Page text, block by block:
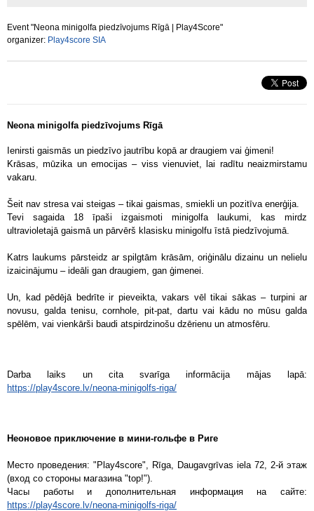
Event "Neona minigolfa piedzīvojums Rīgā | Play4Score"
organizer: Play4score SIA
Neona minigolfa piedzīvojums Rīgā
Ienirsti gaismās un piedzīvo jautrību kopā ar draugiem vai ģimeni!
Krāsas, mūzika un emocijas – viss vienuviet, lai radītu neaizmirstamu
vakaru.
Šeit nav stresa vai steigas – tikai gaismas, smiekli un pozitīva enerģija.
Tevi sagaida 18 īpaši izgaismoti minigolfa laukumi, kas mirdz
ultravioletajā gaismā un pārvērš klasisku minigolfu īstā piedzīvojumā.
Katrs laukums pārsteidz ar spilgtām krāsām, oriģinālu dizainu un nelielu
izaicinājumu – ideāli gan draugiem, gan ģimenei.
Un, kad pēdējā bedrīte ir pieveikta, vakars vēl tikai sākas – turpini ar
novusu, galda tenisu, cornhole, pit-pat, dartu vai kādu no mūsu galda
spēlēm, vai vienkārši baudi atspirdzinošu dzērienu un atmosfēru.
Darba laiks un cita svarīga informācija mājas lapā:
https://play4score.lv/neona-minigolfs-riga/
Неоновое приключение в мини-гольфе в Риге
Место проведения: "Play4score", Rīga, Daugavgrīvas iela 72, 2-й этаж
(вход со стороны магазина "top!").
Часы работы и дополнительная информация на сайте:
https://play4score.lv/neona-minigolfs-riga/